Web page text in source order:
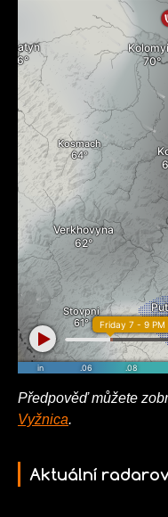
Předpověď můžete
Vyžnica.
Aktuální